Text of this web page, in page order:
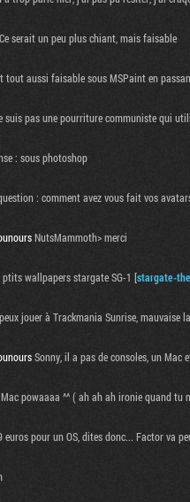
serait un peu plus chiant, mais faisable
tout aussi faisable sous MSPaint en
suis pas une pourriture communiste qui
: sous photoshop
: comment avez vous fait vos
NutsMammoth> merci
ptits wallpapers stargate SG-1 [stargate-
jouer à Trackmania Sunrise, mauvaise
Sonny, il a pas de consoles, un
Mac powaaaa ^^ ( ah ah ah ironie quand tu
euros pour un OS, dites donc... Factor va